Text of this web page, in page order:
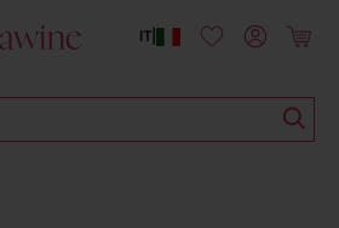
IT Accedi Carrello